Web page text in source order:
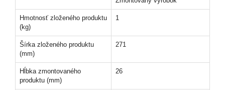
Hmotnosť zloženého produktu
(kg)
1
Šírka zloženého produktu
(mm)
271
Hĺbka zmontovaného
produktu (mm)
26